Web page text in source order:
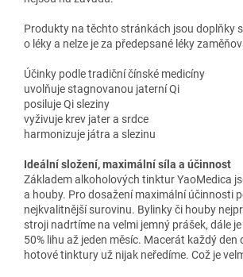
Produkty na těchto stránkách jsou doplňky
o léky a nelze je za předepsané léky
Účinky podle tradiční čínské medicíny
uvolňuje stagnovanou jaterní Qi
posiluje Qi sleziny
vyživuje krev jater a srdce
harmonizuje játra a slezinu
Ideální složení, maximální síla a účinnost
Základem alkoholových tinktur YaoMedica
a houby. Pro dosažení maximální účinnosti
nejkvalitnější surovinu. Bylinky či houby
stroji nadrtíme na velmi jemný prášek, dále
50% lihu až jeden měsíc. Macerát každý den
hotové tinktury už nijak neředíme. Což je